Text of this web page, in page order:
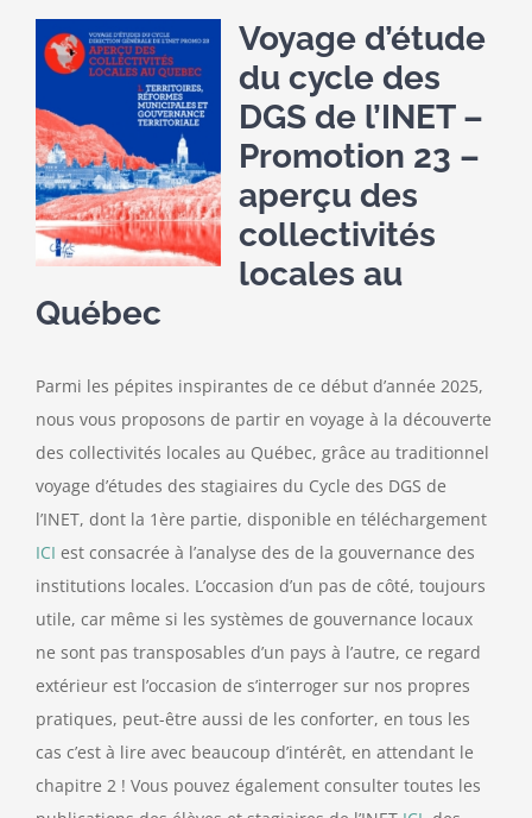
Voyage d’étude
du cycle des
DGS de l’INET –
Promotion 23 –
aperçu des
collectivités
locales au
Québec
Parmi les pépites inspirantes de ce début d’année 2025,
nous vous proposons de partir en voyage à la découverte
des collectivités locales au Québec, grâce au traditionnel
voyage d’études des stagiaires du Cycle des DGS de
l’INET, dont la 1ère partie, disponible en téléchargement
ICI est consacrée à l’analyse des de la gouvernance des
institutions locales. L’occasion d’un pas de côté, toujours
utile, car même si les systèmes de gouvernance locaux
ne sont pas transposables d’un pays à l’autre, ce regard
extérieur est l’occasion de s’interroger sur nos propres
pratiques, peut-être aussi de les conforter, en tous les
cas c’est à lire avec beaucoup d’intérêt, en attendant le
chapitre 2 ! Vous pouvez également consulter toutes les